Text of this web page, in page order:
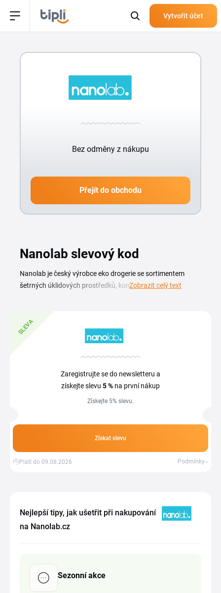
Vytvořit účet
Bez odměny z nákupu
Přejít do obchodu
Nanolab slevový kod
Nanolab je český výrobce eko drogerie se sortimentem
šetrných úklidových prostředků, koncentrátů na praní i
od podlah přes koupelnu až po kuchyň. Najdeš tu plnitelná
balení, koncentráty a sady, které šetří plast i peněženku.
Pokud hledáš ověřený Nanolab slevový kód nebo aktuální
Nanolab sleva nabídku, na této stránce máš přehled
šetrné k povrchům i přírodě a se správným kódem zvládneš
Zobrazit celý text
SLEVA
Zaregistrujte se do newsletteru a
získejte slevu 5 % na první nákup
Získejte 5% slevu.
Získat slevu
Platí do 09.08.2026 Podmínky
Nejlepší tipy, jak ušetřit při nakupování
na Nanolab.cz
Sezonní akce